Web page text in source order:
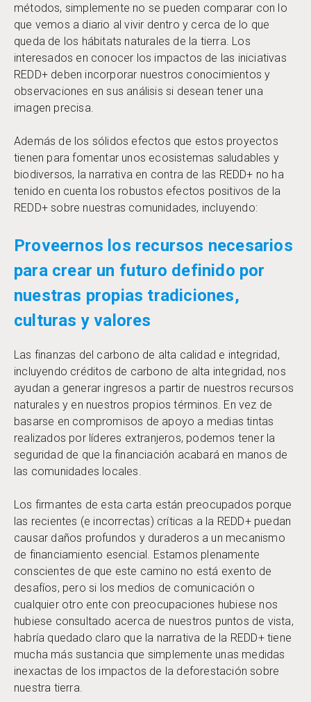
métodos, simplemente no se pueden comparar con lo
que vemos a diario al vivir dentro y cerca de lo que
queda de los hábitats naturales de la tierra. Los
interesados en conocer los impactos de las iniciativas
REDD+ deben incorporar nuestros conocimientos y
observaciones en sus análisis si desean tener una
imagen precisa.
Además de los sólidos efectos que estos proyectos
tienen para fomentar unos ecosistemas saludables y
biodiversos, la narrativa en contra de las REDD+ no ha
tenido en cuenta los robustos efectos positivos de la
REDD+ sobre nuestras comunidades, incluyendo:
Proveernos los recursos necesarios
para crear un futuro definido por
nuestras propias tradiciones,
culturas y valores
Las finanzas del carbono de alta calidad e integridad,
incluyendo créditos de carbono de alta integridad, nos
ayudan a generar ingresos a partir de nuestros recursos
naturales y en nuestros propios términos. En vez de
basarse en compromisos de apoyo a medias tintas
realizados por líderes extranjeros, podemos tener la
seguridad de que la financiación acabará en manos de
las comunidades locales.
Los firmantes de esta carta están preocupados porque
las recientes (e incorrectas) críticas a la REDD+ puedan
causar daños profundos y duraderos a un mecanismo
de financiamiento esencial. Estamos plenamente
conscientes de que este camino no está exento de
desafíos, pero si los medios de comunicación o
cualquier otro ente con preocupaciones hubiese nos
hubiese consultado acerca de nuestros puntos de vista,
habría quedado claro que la narrativa de la REDD+ tiene
mucha más sustancia que simplemente unas medidas
inexactas de los impactos de la deforestación sobre
nuestra tierra.